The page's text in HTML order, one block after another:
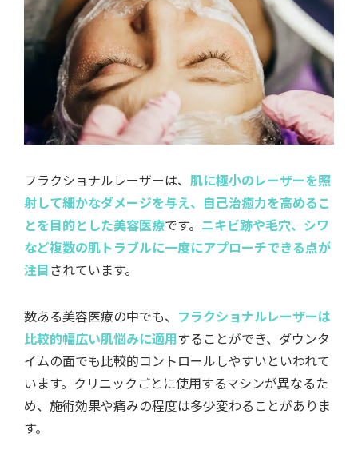
フラクショナルレーザーは、 肌に極小のレーザーを照
射して細かなダメージを与え、自己治癒力を高めるこ
とを目的とした美容医療です。 ニキビ跡や毛穴、シワ
など複数の肌トラブルに一度にアプローチできる点が
注目されています。
数ある美容医療の中でも、 フラクショナルレーザーは
比較的幅広い肌悩みに適用することができ、ダウンタ
イムの面でも比較的コントロールしやすいといわれて
います。クリニックごとに使用するマシンが異なるた
め、施術効果や痛みの程度は多少変わることがありま
す。